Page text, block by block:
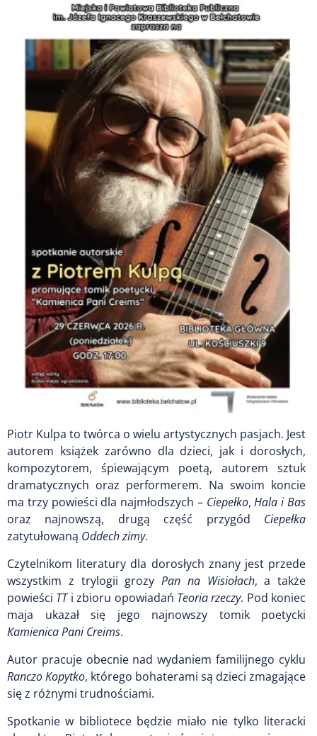
Piotr Kulpa to twórca o wielu artystycznych pasjach. Jest
autorem książek zarówno dla dzieci, jak i dorosłych,
kompozytorem, śpiewającym poetą, autorem sztuk
dramatycznych oraz performerem. Na swoim koncie
ma trzy powieści dla najmłodszych – Ciepełko,Hala i Bas
oraz najnowszą, drugą część przygód Ciepełka
zatytułowaną Oddech zimy.
Czytelnikom literatury dla dorosłych znany jest przede
wszystkim z trylogii grozy Pan na Wisiołach, a także
powieści TTi zbioru opowiadań Teoria rzeczy. Pod koniec
maja ukazał się jego najnowszy tomik poetycki
Kamienica Pani Creims.
Autor pracuje obecnie nad wydaniem familijnego cyklu
Ranczo Kopytko, którego bohaterami są dzieci zmagające
się z różnymi trudnościami.
Spotkanie w bibliotece będzie miało nie tylko literacki